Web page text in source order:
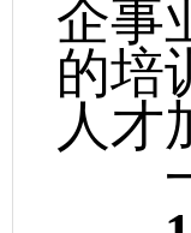
企事
的培
人才
一